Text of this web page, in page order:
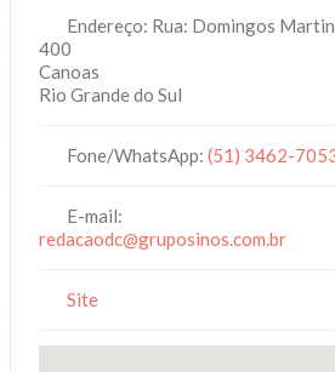
Endereço: Rua: Domingos
400
Canoas
Rio Grande do Sul
Fone/WhatsApp:(51) 3462-
E-mail:
redacaodc@gruposinos.com.br
Site